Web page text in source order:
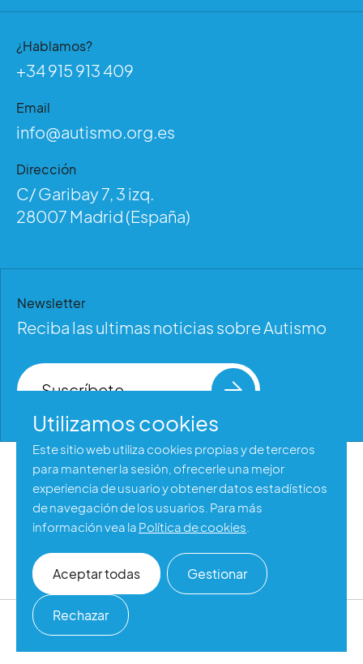
¿Hablamos?
+34 915 913 409
Email
info@autismo.org.es
Dirección
C/ Garibay 7, 3 izq.
28007 Madrid (España)
Newsletter
Reciba las ultimas noticias sobre Autismo
Suscríbete
Aviso legal
Política de privacidad
Política de cookies
Accesibilidad web
©2026 Autismo España
Utilizamos cookies
Este sitio web utiliza cookies propias y de terceros
para mantener la sesión, ofrecerle una mejor
experiencia de usuario y obtener datos estadísticos
de navegación de los usuarios. Para más
información vea la Política de cookies
Aceptar todas Gestionar
Rechazar